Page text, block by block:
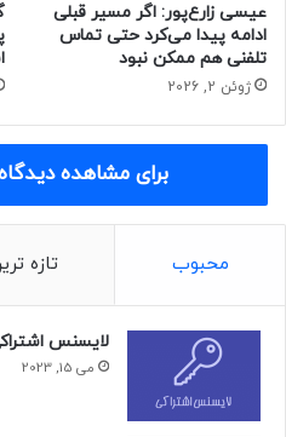
عیسی زارع‌پور: اگر مسیر قبلی
ادامه پیدا می‌کرد حتی تماس
تلفنی هم ممکن نبود
ژوئن 2, 2026
برای مشاهده
محبوب تازه
لایسنس
می 15, 2023